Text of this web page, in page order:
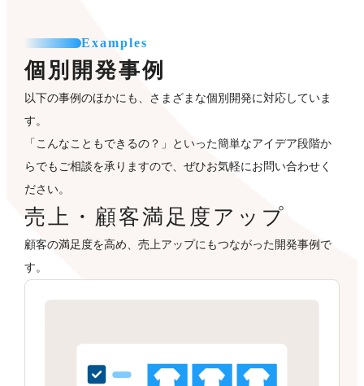
Examples
個別開発事例
以下の事例のほかにも、さまざまな個別開発に対応していま
す。
「こんなこともできるの？」といった簡単なアイデア段階か
らでもご相談を承りますので、ぜひお気軽にお問い合わせく
ださい。
売上・顧客満足度アップ
顧客の満足度を高め、売上アップにもつながった開発事例で
す。